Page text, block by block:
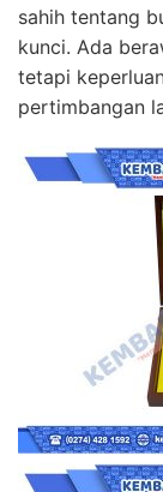
sahih tentang
kunci. Ada
tetapi
pertimbangan